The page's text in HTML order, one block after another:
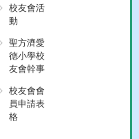
校友會活
動
聖方濟愛
德小學校
友會幹事
校友會會
員申請表
格